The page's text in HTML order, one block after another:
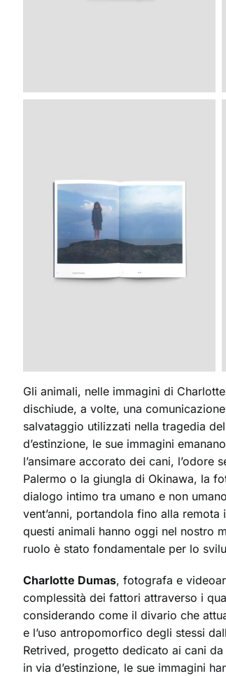
Gli animali, nelle immagini di
dischiude, a volte, una
salvataggio utilizzati nella tragedia
d’estinzione, le sue immagini
l’ansimare accorato dei cani,
Palermo o la giungla di Okinawa, la
dialogo intimo tra umano e non
vent’anni, portandola fino alla
questi animali hanno oggi nel nostro
ruolo è stato fondamentale per lo
Charlotte Dumas, fotografa e
complessità dei fattori attraverso i
considerando come il divario che
e l’uso antropomorfico degli stessi
Retrived, progetto dedicato ai cani da
in via d’estinzione, le sue immagini